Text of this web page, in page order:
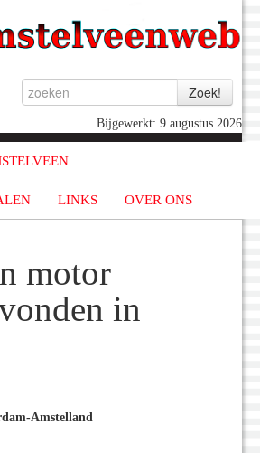
Bijgewerkt: 9 augustus 2026
LINKS OVER ONS
motor
in
Amstelland